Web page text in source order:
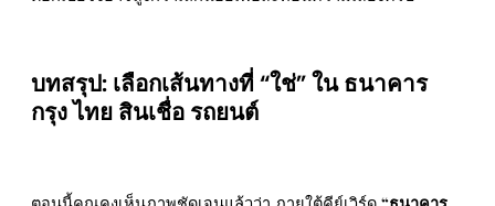
บทสรุป: เลือกเส้นทางที่ “ใช่” ใน ธนาคาร
กรุง ไทย สินเชื่อ รถยนต์